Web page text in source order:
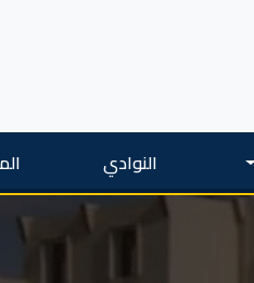
النوادي